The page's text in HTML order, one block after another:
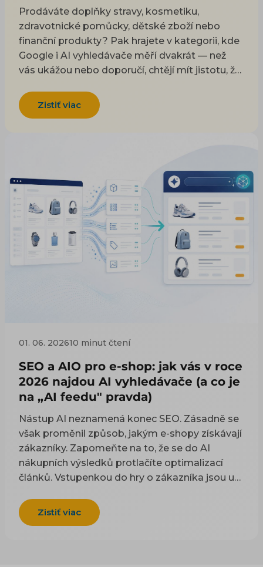
Prodáváte doplňky stravy, kosmetiku,
zdravotnické pomůcky, dětské zboží nebo
finanční produkty? Pak hrajete v kategorii, kde
Google i AI vyhledávače měří dvakrát — než
vás ukážou nebo doporučí, chtějí mít jistotu, že
rozhodují o tom, jestli se vaše citlivé zboží
vůbec objeví ve výsledcích a v odpovědích od
shopu, kterému uvěří vyhledávač i zákazník.
Zistiť viac
01. 06. 202610 minut čtení
SEO a AIO pro e-shop: jak vás v roce
2026 najdou AI vyhledávače (a co je
na „AI feedu" pravda)
Nástup AI neznamená konec SEO. Zásadně se
však proměnil způsob, jakým e-shopy získávají
zákazníky. Zapomeňte na to, že se do AI
nákupních výsledků protlačíte optimalizací
článků. Vstupenkou do hry o zákazníka jsou u
komerční dotazy v AI Overviews ovládají
produktové karty čerpané přímo z Google
Zistiť viac